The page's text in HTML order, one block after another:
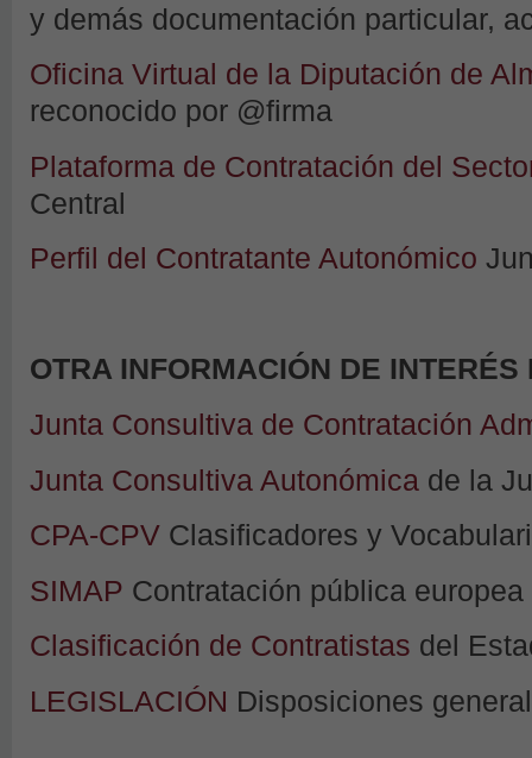
y demás documentación particular,
Oficina Virtual de la Diputación de
reconocido por @firma
Plataforma de Contratación del
Central
Perfil del Contratante Autonómico
OTRA INFORMACIÓN DE
Junta Consultiva de Contratación
Junta Consultiva Autonómica de la
CPA-CPV Clasificadores y
SIMAP Contratación pública europea
Clasificación de Contratistas del
LEGISLACIÓN Disposiciones